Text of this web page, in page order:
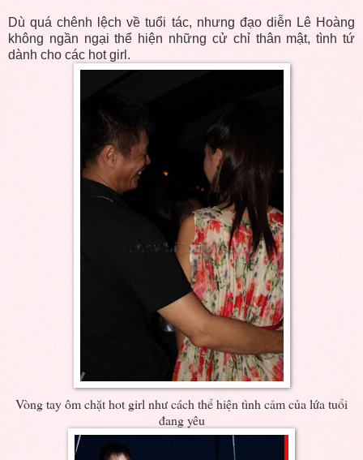
Dù quá chênh lệch về tuổi tác, nhưng đạo diễn Lê Hoàng
không ngần ngại thể hiện những cử chỉ thân mật, tình tứ
dành cho các hot girl.
Vòng tay ôm chặt hot girl như cách thể hiện tình cảm của lứa tuổi
đang yêu